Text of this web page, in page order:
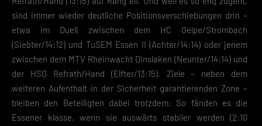
sind immer wieder deutliche Positionsverschiebungen drin –
etwa im Duell zwischen dem HC Gelpe/Strombach
(Siebter/14:12) und TuSEM Essen II (Achter/14:14) oder jenem
zwischen dem MTV Rheinwacht Dinslaken (Neunter/14:14) und
der HSG Refrath/Hand (Elfter/13:15). Ziele – neben dem
weiteren Aufenthalt in der Sicherheit garantierenden Zone –
bleiben den Beteiligten dabei trotzdem: So fänden es die
Essener klasse, wenn sie auswärts stabiler werden (2:10